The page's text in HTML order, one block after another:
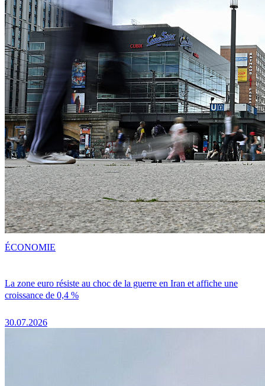
La zone euro résiste au choc de la guerre en Iran et affiche une
croissance de 0,4 %
30.07.2026
ÉCONOMIE